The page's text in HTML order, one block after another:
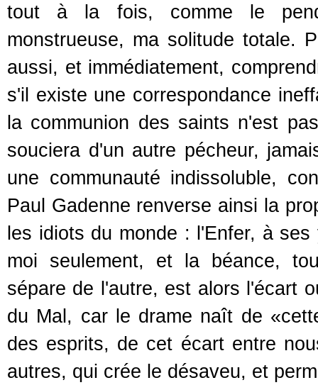
tout à la fois, comme le
monstrueuse, ma solitude totale.
aussi, et immédiatement,
s'il existe une correspondance
la communion des saints n'est
souciera d'un autre pécheur,
une communauté indissoluble,
Paul Gadenne renverse ainsi la
les idiots du monde : l'Enfer, à
moi seulement, et la béance,
sépare de l'autre, est alors l'écart
du Mal, car le drame naît de
des esprits, de cet écart entre
autres, qui crée le désaveu, et